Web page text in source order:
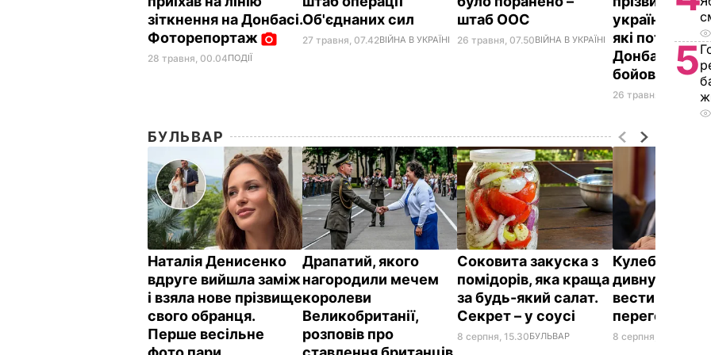
зіткнення на Донбасі.
Фоторепортаж
28 травня, 00.04ПОДІЇ
Об'єднаних сил
27 травня, 07.42ВІЙНА В УКРАЇНІ
штаб ООС
26 травня, 07.50ВІЙНА В УКРАЇНІ
українських
які
Донбасі у
бойовиків
26 травня, 00.22
БУЛЬВАР
Наталія Денисенко
вдруге вийшла заміж
і взяла нове прізвище
свого обранця.
Перше весільне
Драпатий, якого
нагородили мечем
королеви
Великобританії,
розповів про
Соковита закуска з
помідорів, яка краща
за будь-який салат.
Секрет – у соусі
8 серпня, 15.30БУЛЬВАР
Кулеба
дивну манеру
вести
переговори
8 серпня, 10.25
5